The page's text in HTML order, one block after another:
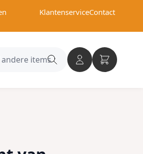
KlantenserviceContact
Search